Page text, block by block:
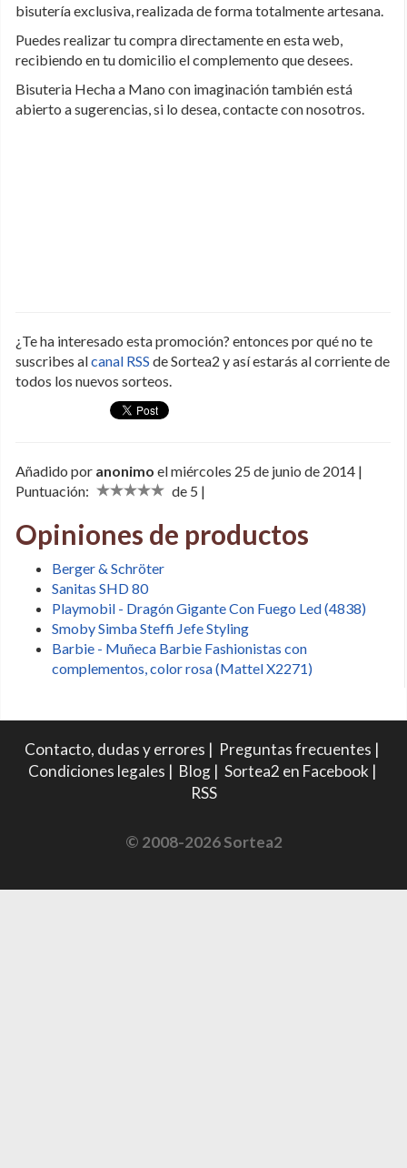
bisutería exclusiva, realizada de forma totalmente artesana.
Puedes realizar tu compra directamente en esta web,
recibiendo en tu domicilio el complemento que desees.
Bisuteria Hecha a Mano con imaginación también está
abierto a sugerencias, si lo desea, contacte con nosotros.
¿Te ha interesado esta promoción? entonces por qué no te
suscribes alcanal RSS de Sortea2 y así estarás al corriente de
todos los nuevos sorteos.
Añadido por anonimo el miércoles 25 de junio de 2014 |
Puntuación:
de 5 |
Opiniones de productos
Berger & Schröter
Sanitas SHD 80
Playmobil - Dragón Gigante Con Fuego Led (4838)
Smoby Simba Steffi Jefe Styling
Barbie - Muñeca Barbie Fashionistas con
complementos, color rosa (Mattel X2271)
Contacto, dudas y errores | Preguntas frecuentes |
Condiciones legales | Blog| Sortea2 en Facebook |
RSS
© 2008-2026 Sortea2